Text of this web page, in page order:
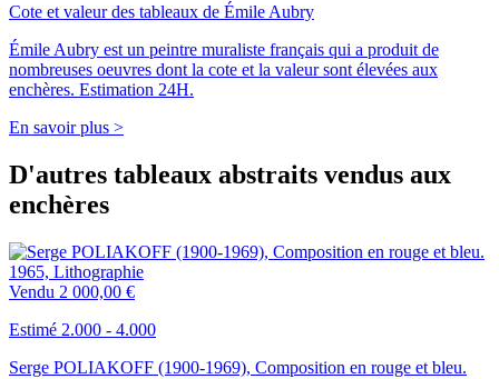
Cote et valeur des tableaux de Émile Aubry
Émile Aubry est un peintre muraliste français qui a produit de
nombreuses oeuvres dont la cote et la valeur sont élevées aux
enchères. Estimation 24H.
En savoir plus >
D'autres tableaux abstraits vendus aux
enchères
Vendu 2 000,00 €
Estimé 2.000 - 4.000
Serge POLIAKOFF (1900-1969), Composition en rouge et bleu.